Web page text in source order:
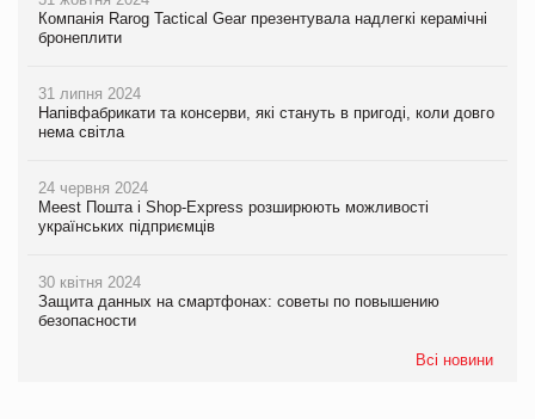
Компанія Rarog Tactical Gear презентувала надлегкі керамічні
бронеплити
31 липня 2024
Напівфабрикати та консерви, які стануть в пригоді, коли довго
нема світла
24 червня 2024
Meest Пошта і Shop-Express розширюють можливості
українських підприємців
30 квітня 2024
Защита данных на смартфонах: советы по повышению
безопасности
Всі новини